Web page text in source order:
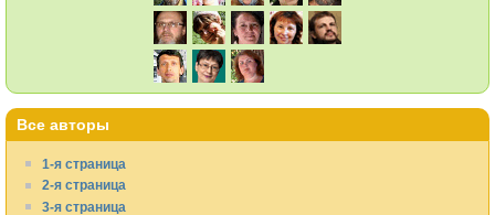
Все авторы
1-я страница
2-я страница
3-я страница